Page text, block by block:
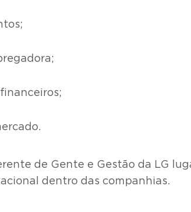
de Gente e Gestão da LG
dentro das companhias.